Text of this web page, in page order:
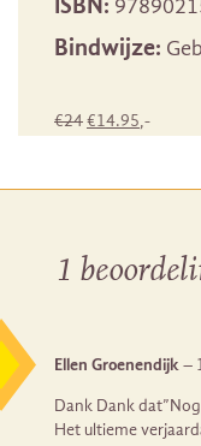
Bindwijze:
€24Oorspronkelijke
€14.95 Huidige
,-
1
Ellen Groenendijk–
Dank Dank
Het ultieme